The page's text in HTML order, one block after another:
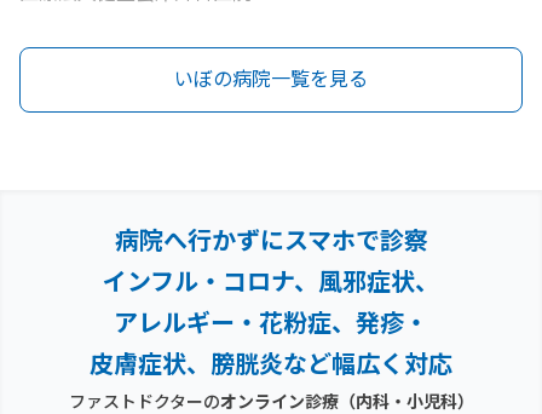
いぼの病院一覧を見る
病院へ行かずにスマホで診察
インフル・コロナ、風邪症状、
アレルギー・花粉症、 発疹・
皮膚症状、膀胱炎など幅広く対応
ファストドクターのオンライン診療（内科・小児科）